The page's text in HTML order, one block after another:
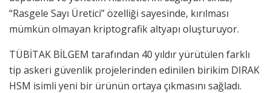
“Rasgele Sayı Üretici” özelliği sayesinde, kırılması
mümkün olmayan kriptografik altyapı oluşturuyor.
TÜBİTAK BİLGEM tarafından 40 yıldır yürütülen farklı
tip askeri güvenlik projelerinden edinilen birikim DIRAK
HSM isimli yeni bir ürünün ortaya çıkmasını sağladı.